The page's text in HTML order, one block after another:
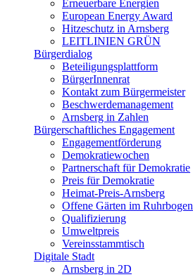
Erneuerbare Energien
European Energy Award
Hitzeschutz in Arnsberg
LEITLINIEN GRÜN
Bürgerdialog
Beteiligungsplattform
BürgerInnenrat
Kontakt zum Bürgermeister
Beschwerdemanagement
Arnsberg in Zahlen
Bürgerschaftliches Engagement
Engagementförderung
Demokratiewochen
Partnerschaft für Demokratie
Preis für Demokratie
Heimat-Preis-Arnsberg
Offene Gärten im Ruhrbogen
Qualifizierung
Umweltpreis
Vereinsstammtisch
Digitale Stadt
Arnsberg in 2D